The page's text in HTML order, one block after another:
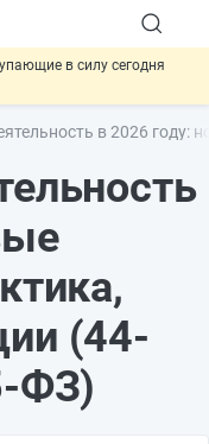
в силу сегодня
опасных товаров через
предлагают
трудовых и ГПХ-
в 2026
(44-
ФЗ)